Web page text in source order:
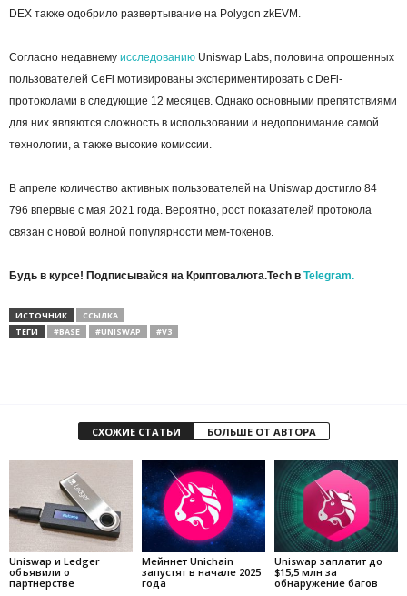
DEX также одобрило развертывание на Polygon zkEVM.
Согласно недавнему исследованию Uniswap Labs, половина опрошенных
пользователей CeFi мотивированы экспериментировать с DeFi-
протоколами в следующие 12 месяцев. Однако основными препятствиями
для них являются сложность в использовании и недопонимание самой
технологии, а также высокие комиссии.
В апреле количество активных пользователей на Uniswap достигло 84
796 впервые с мая 2021 года. Вероятно, рост показателей протокола
связан с новой волной популярности мем-токенов.
Будь в курсе! Подписывайся на Криптовалюта.Tech в Telegram.
ИСТОЧНИК
ССЫЛКА
ТЕГИ
#BASE #UNISWAP #V3
СХОЖИЕ СТАТЬИ БОЛЬШЕ ОТ АВТОРА
Uniswap и Ledger
объявили о
партнерстве
Мейннет Unichain
запустят в начале 2025
года
Uniswap заплатит до
$15,5 млн за
обнаружение багов